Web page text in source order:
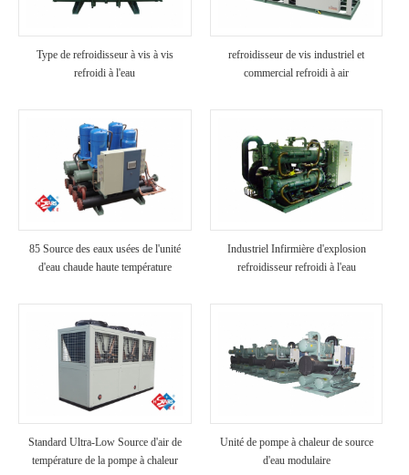
Type de refroidisseur à vis à vis
refroidi à l'eau
refroidisseur de vis industriel et
commercial refroidi à air
85 Source des eaux usées de l'unité
d'eau chaude haute température
Industriel Infirmière d'explosion
refroidisseur refroidi à l'eau
Standard Ultra-Low Source d'air de
température de la pompe à chaleur
Unité de pompe à chaleur de source
d'eau modulaire